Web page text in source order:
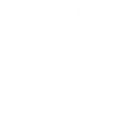
une vue panoramique sur les
disposent d'une cuisine
, un restaurant, des courts
Grâce à sa situation, le parc est idéal